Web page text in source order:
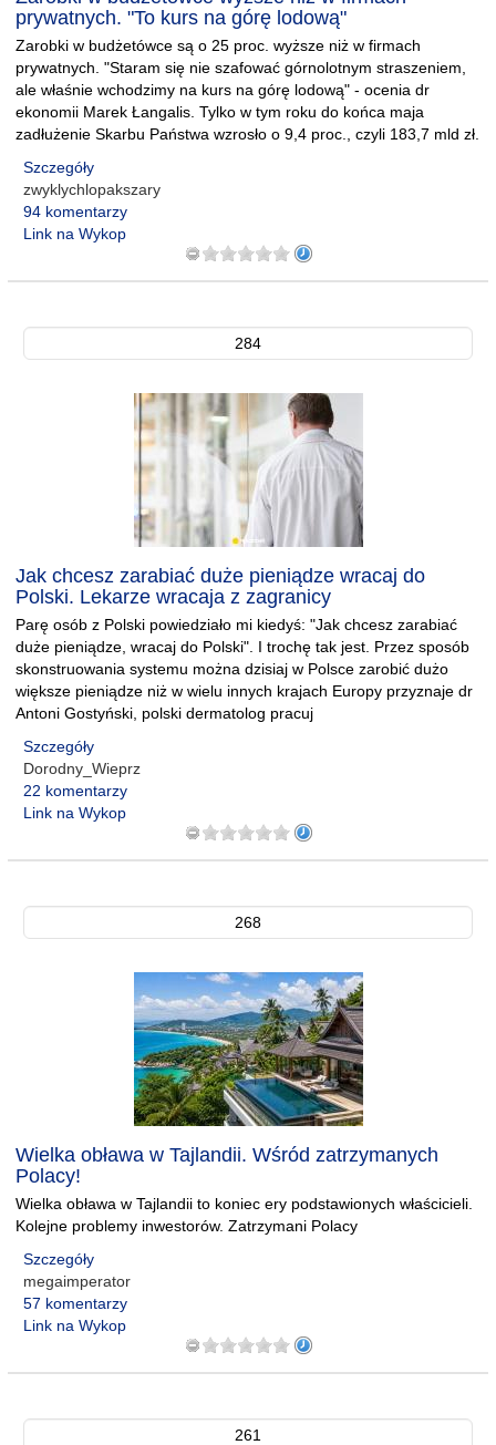
prywatnych. "To kurs na górę lodową"
Zarobki w budżetówce są o 25 proc. wyższe niż w firmach
prywatnych. "Staram się nie szafować górnolotnym straszeniem,
ale właśnie wchodzimy na kurs na górę lodową" - ocenia dr
ekonomii Marek Łangalis. Tylko w tym roku do końca maja
zadłużenie Skarbu Państwa wzrosło o 9,4 proc., czyli 183,7 mld zł.
Szczegóły
zwyklychlopakszary
94 komentarzy
Link na Wykop
284
Jak chcesz zarabiać duże pieniądze wracaj do
Polski. Lekarze wracaja z zagranicy
Parę osób z Polski powiedziało mi kiedyś: "Jak chcesz zarabiać
duże pieniądze, wracaj do Polski". I trochę tak jest. Przez sposób
skonstruowania systemu można dzisiaj w Polsce zarobić dużo
większe pieniądze niż w wielu innych krajach Europy przyznaje dr
Antoni Gostyński, polski dermatolog pracuj
Szczegóły
Dorodny_Wieprz
22 komentarzy
Link na Wykop
268
Wielka obława w Tajlandii. Wśród zatrzymanych
Polacy!
Wielka obława w Tajlandii to koniec ery podstawionych właścicieli.
Kolejne problemy inwestorów. Zatrzymani Polacy
Szczegóły
megaimperator
57 komentarzy
Link na Wykop
261